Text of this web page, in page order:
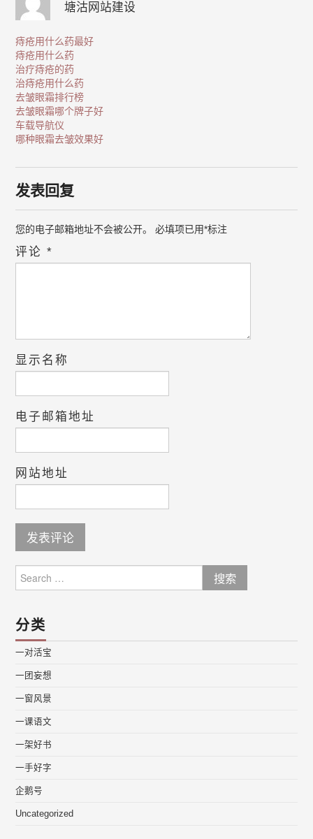
塘沽网站建设
痔疮用什么药最好
痔疮用什么药
治疗痔疮的药
治痔疮用什么药
去皱眼霜排行榜
去皱眼霜哪个牌子好
车载导航仪
哪种眼霜去皱效果好
发表回复
您的电子邮箱地址不会被公开。 必填项已用*标注
评论*
显示名称
电子邮箱地址
网站地址
for:
分类
一对活宝
一团妄想
一窗风景
一课语文
一架好书
一手好字
企鹅号
Uncategorized